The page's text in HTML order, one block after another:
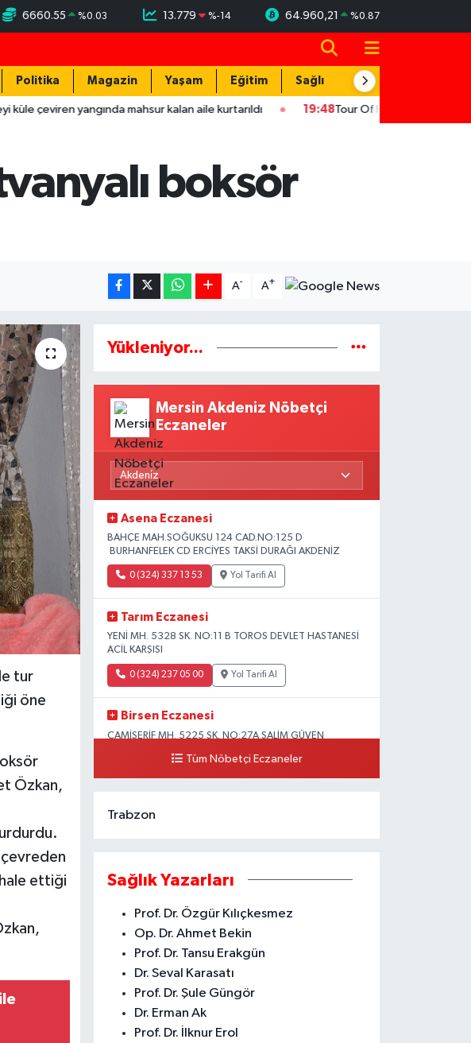
6660.55 %0.03 13.779 %-14 64.960,21 %0.87
Politika Magazin Yaşam Eğitim Sağlık Teknoloji
yangında mahsur kalan aile kurtarıldı 19:48 Tour Of Kahramanmaraş'ın
boksör
A- A+
tur
öne
Özkan,
çevreden
ettiği
Yükleniyor...
Mersin Akdeniz Nöbetçi
Eczaneler
Asena Eczanesi
BAHÇE MAH.SOĞUKSU 124 CAD.NO:125 D
BURHANFELEK CD ERCİYES TAKSİ DURAĞI AKDENİZ
0 (324) 337 13 53 Yol Tarifi Al
Tarım Eczanesi
YENİ MH. 5328 SK. NO:11 B TOROS DEVLET HASTANESİ
ACİL KARŞISI
0 (324) 237 05 00 Yol Tarifi Al
Birsen Eczanesi
CAMİŞERİF MH. 5225 SK. NO:27A SALİM GÜVEN
Tüm Nöbetçi Eczaneler
Trabzon
Sağlık Yazarları
Prof. Dr. Özgür Kılıçkesmez
Op. Dr. Ahmet Bekin
Prof. Dr. Tansu Erakgün
Dr. Seval Karasatı
Prof. Dr. Şule Güngör
Dr. Erman Ak
Prof. Dr. İlknur Erol